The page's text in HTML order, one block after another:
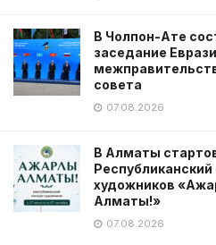
В Чолпон-Ате
заседание
совета
07.08.2026
В Алматы
Республиканский
художников
Алматы!»
07.08.2026